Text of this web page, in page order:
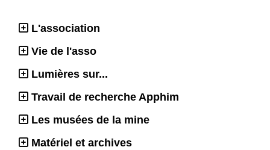
L'association
Vie de l'asso
Lumières sur...
Travail de recherche Apphim
Les musées de la mine
Matériel et archives